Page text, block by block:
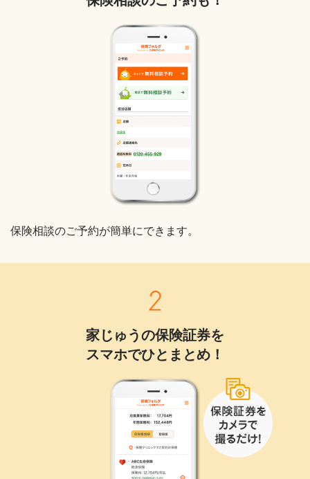
保険相談のご予約が簡単にできます。
家じゅうの保険証券を
スマホでひとまとめ！